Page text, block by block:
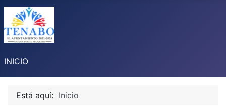
INICIO
Está aquí: Inicio